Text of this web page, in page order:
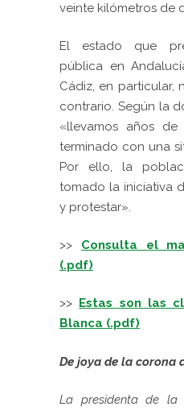
veinte kilómetros de
El estado que
pública en
Cádiz, en particular,
contrario. Según la
«llevamos años
terminado con una
Por ello, la
tomado la iniciativa
y protestar».
>> Consulta el
(.pdf)
>>
Estas son las
Blanca (.pdf)
De joya de la corona
La presidenta de la